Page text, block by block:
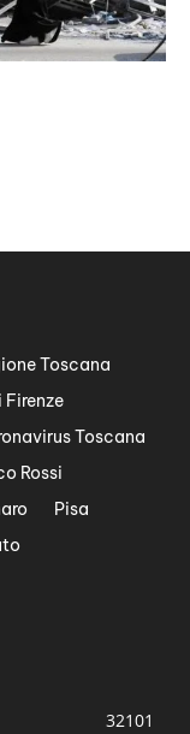
Toscana
Firenze
Toscana
Rossi
Pisa
32101